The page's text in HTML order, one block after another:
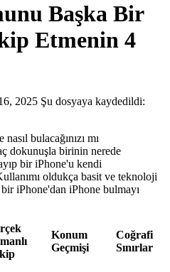
Başka Bir
Etmenin 4
2025 Şu dosyaya kaydedildi:
bulacağınızı mı
dokunuşla birinin nerede
bir iPhone'u kendi
oldukça basit ve teknoloji
iPhone'dan iPhone bulmayı
Konum
Geçmişi
Coğrafi
Sınırlar